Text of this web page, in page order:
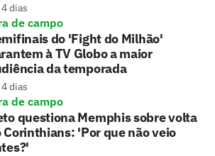
4 dias
de campo
do 'Fight do Milhão'
à TV Globo a maior
da temporada
4 dias
de campo
questiona Memphis sobre volta
Corinthians: 'Por que não veio